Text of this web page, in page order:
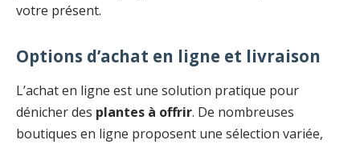
votre présent.
Options d’achat en ligne et livraison
L’achat en ligne est une solution pratique pour
dénicher des plantes à offrir. De nombreuses
boutiques en ligne proposent une sélection variée,